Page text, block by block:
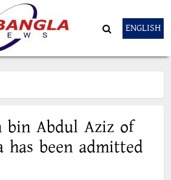
ENGLISH
bin Abdul Aziz of
has been admitted